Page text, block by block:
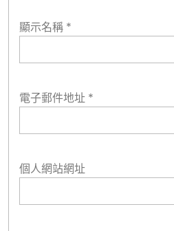
顯示名稱 *
電子郵件地址 *
個人網站網址